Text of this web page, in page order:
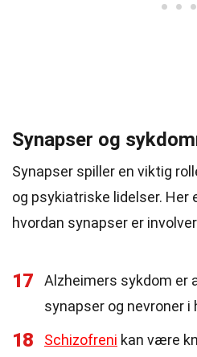
Synapser og
Synapser spiller en viktig
og psykiatriske lidelser. Her
hvordan synapser er
17
Alzheimers sykdom er
synapser og nevroner i
18 Schizofreni kan være